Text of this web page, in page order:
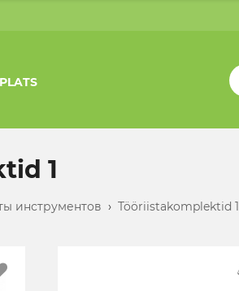
1
инструментов › Tööriistakomplektid 1